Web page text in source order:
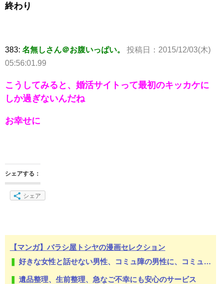
終わり
383: 名無しさん＠お腹いっぱい。
投稿日：2015/12/03(木)
05:56:01.99
こうしてみると、婚活サイトって最初のキッカケに
しか過ぎないんだね
お幸せに
シェアする：
シェア
【マンガ】バラシ屋トシヤの漫画セレクション
好きな女性と話せない男性、コミュ障の男性に、コミュ力向上セラピー講座
遺品整理、生前整理、急なご不幸にも安心のサービス